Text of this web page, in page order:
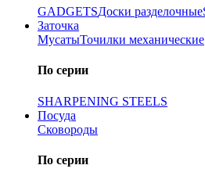
GADGETSДоски разделочные
Заточка
МусатыТочилки механические
По серии
SHARPENING STEELS
Посуда
Сковороды
По серии